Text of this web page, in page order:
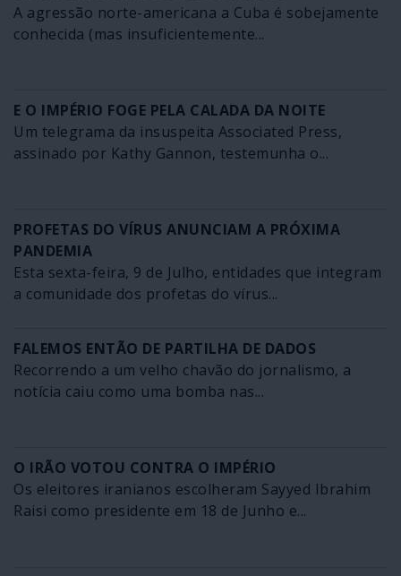
A agressão norte-americana a Cuba é sobejamente
conhecida (mas insuficientemente...
E O IMPÉRIO FOGE PELA CALADA DA NOITE
Um telegrama da insuspeita Associated Press,
assinado por Kathy Gannon, testemunha o...
PROFETAS DO VÍRUS ANUNCIAM A PRÓXIMA
PANDEMIA
Esta sexta-feira, 9 de Julho, entidades que integram
a comunidade dos profetas do vírus...
FALEMOS ENTÃO DE PARTILHA DE DADOS
Recorrendo a um velho chavão do jornalismo, a
notícia caiu como uma bomba nas...
O IRÃO VOTOU CONTRA O IMPÉRIO
Os eleitores iranianos escolheram Sayyed Ibrahim
Raisi como presidente em 18 de Junho e...